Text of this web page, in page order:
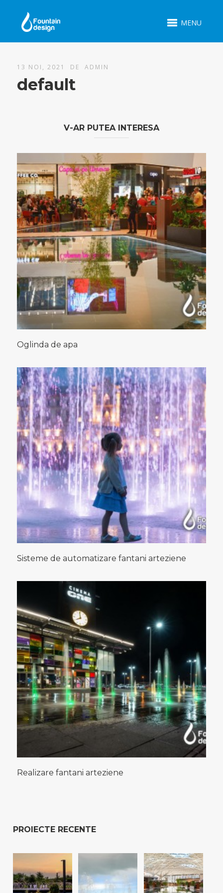
MENU
13 NOI, 2021 DE ADMIN
default
V-AR PUTEA INTERESA
Oglinda de apa
Sisteme de automatizare fantani arteziene
Realizare fantani arteziene
PROIECTE RECENTE